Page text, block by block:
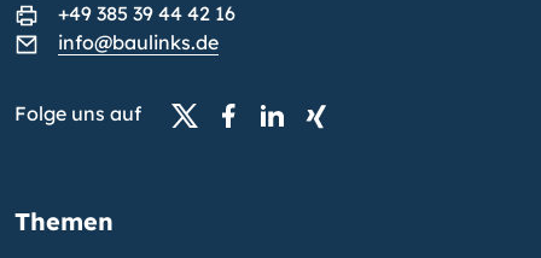
+49 385 39 44 42 16
info@baulinks.de
Folge uns auf
Themen